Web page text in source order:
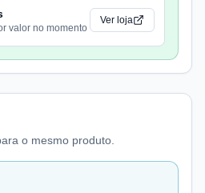
valor no momento
Ver loja
o mesmo produto.